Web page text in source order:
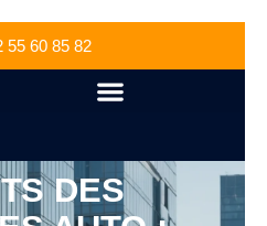
55 60 85 82
DES